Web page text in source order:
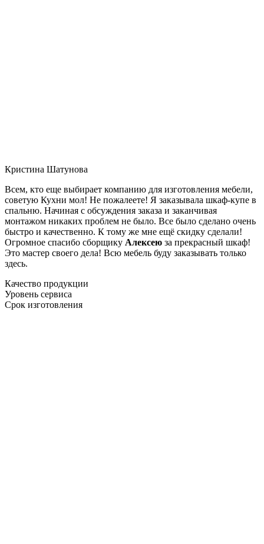
Кристина Шатунова
Всем, кто еще выбирает компанию для изготовления мебели,
советую Кухни мол! Не пожалеете! Я заказывала шкаф-купе в
спальню. Начиная с обсуждения заказа и заканчивая
монтажом никаких проблем не было. Все было сделано очень
быстро и качественно. К тому же мне ещё скидку сделали!
Огромное спасибо сборщику Алексею за прекрасный шкаф!
Это мастер своего дела! Всю мебель буду заказывать только
здесь.
Качество продукции
Уровень сервиса
Срок изготовления